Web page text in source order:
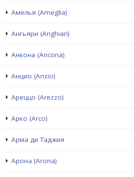
Амелья (Ameglia)
Ангьяри (Anghiari)
Анкона (Ancona)
Анцио (Anzio)
Ареццо (Arezzo)
Арко (Arco)
Арма ди Таджия
Арона (Arona)